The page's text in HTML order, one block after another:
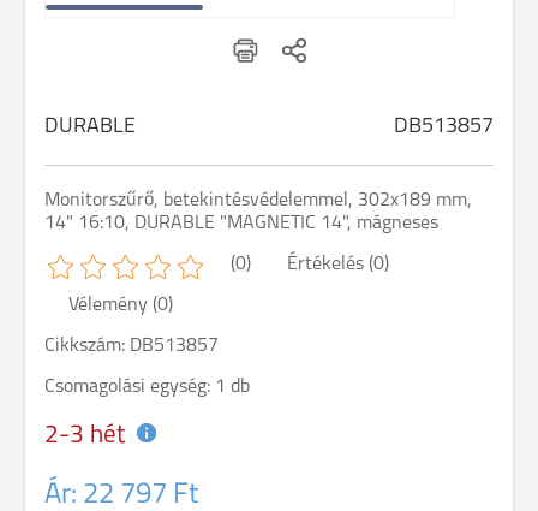
DURABLE DB513857
Monitorszűrő, betekintésvédelemmel, 302x189 mm,
14" 16:10, DURABLE "MAGNETIC 14", mágneses
(0) Értékelés (0)
Vélemény (0)
Cikkszám: DB513857
Csomagolási egység: 1 db
2-3 hét
Ár: 22 797 Ft